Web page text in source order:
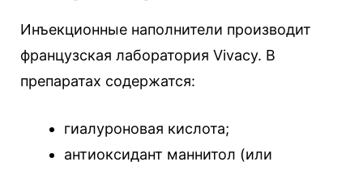
Инъекционные наполнители производит
французская лаборатория Vivacy. В
препаратах содержатся:
гиалуроновая кислота;
антиоксидант маннитол (или